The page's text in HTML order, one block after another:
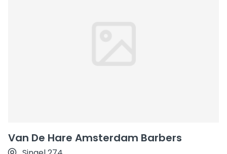
Van De Hare Amsterdam Barbers